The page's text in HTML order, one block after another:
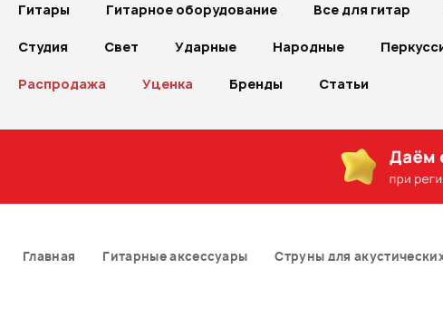
Гитары Гитарное оборудование Все для гитар
Студия Свет Ударные Народные
Распродажа Уценка Бренды Статьи
Главная Гитарные аксессуары Струны для